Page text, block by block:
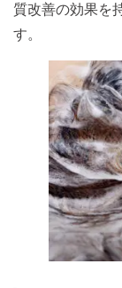
質改善の効果を
す。